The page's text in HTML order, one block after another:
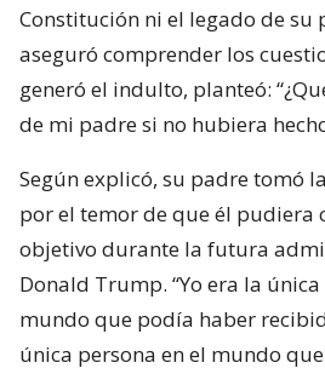
Constitución ni el legado de su
aseguró comprender los
generó el indulto, planteó:
de mi padre si no hubiera
Según explicó, su padre tomó
por el temor de que él pudiera
objetivo durante la futura
Donald Trump. “Yo era la
mundo que podía haber
única persona en el mundo